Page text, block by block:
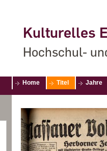
Kulturelles
Hochschul-
Home Titel Jahre